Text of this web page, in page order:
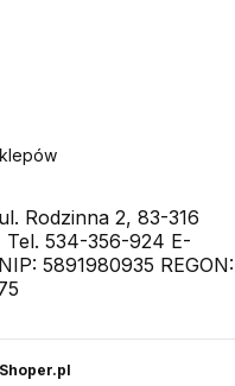
Rodzinna 2, 83-316
534-356-924 E-
NIP: 5891980935 REGON:
Shoper.pl